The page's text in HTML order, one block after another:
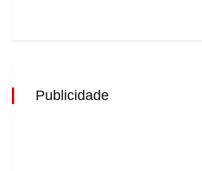
Publicidade